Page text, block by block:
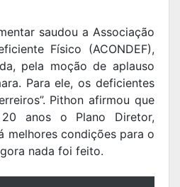
saudou a Associação
Físico (ACONDEF),
pela moção de aplauso
Para ele, os deficientes
Pithon afirmou que
anos o Plano Diretor,
melhores condições para o
nada foi feito.